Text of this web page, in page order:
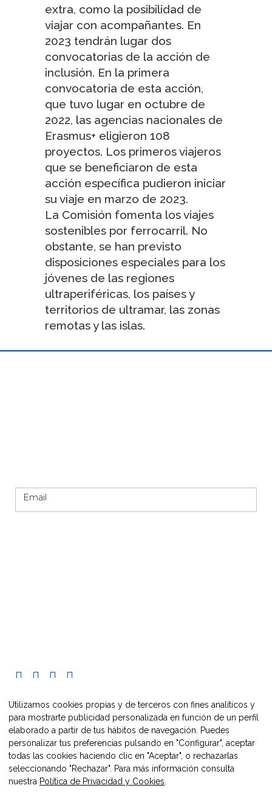
extra, como la posibilidad de
viajar con acompañantes. En
2023 tendrán lugar dos
convocatorias de la acción de
inclusión. En la primera
convocatoria de esta acción,
que tuvo lugar en octubre de
2022, las agencias nacionales de
Erasmus+ eligieron 108
proyectos. Los primeros viajeros
que se beneficiaron de esta
acción específica pudieron iniciar
su viaje en marzo de 2023.
La Comisión fomenta los viajes
sostenibles por ferrocarril. No
obstante, se han previsto
disposiciones especiales para los
jóvenes de las regiones
ultraperiféricas, los países y
territorios de ultramar, las zonas
remotas y las islas.
Email
Utilizamos cookies propias y de terceros con fines analíticos y
para mostrarte publicidad personalizada en función de un perfil
elaborado a partir de tus hábitos de navegación. Puedes
personalizar tus preferencias pulsando en "Configurar", aceptar
todas las cookies haciendo clic en "Aceptar", o rechazarlas
seleccionando "Rechazar". Para más información consulta
nuestra Política de Privacidad y Cookies